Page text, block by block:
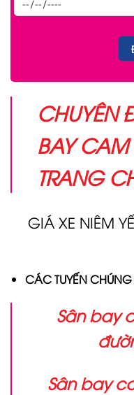
CHUYÊN
BAY
TRANG
GIÁ XE NIÊM
CÁC TUYẾN
Sân bay
Sân bay